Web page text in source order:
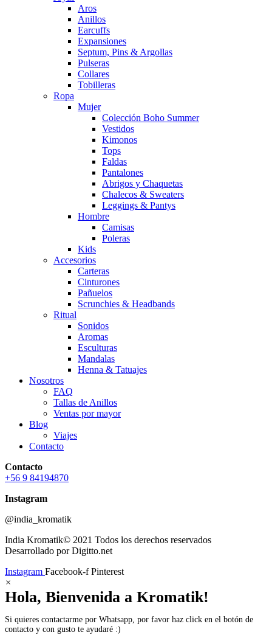
Aros
Anillos
Earcuffs
Expansiones
Septum, Pins & Argollas
Pulseras
Collares
Tobilleras
Ropa
Mujer
Colección Boho Summer
Vestidos
Kimonos
Tops
Faldas
Pantalones
Abrigos y Chaquetas
Chalecos & Sweaters
Leggings & Pantys
Hombre
Camisas
Poleras
Kids
Accesorios
Carteras
Cinturones
Pañuelos
Scrunchies & Headbands
Ritual
Sonidos
Aromas
Esculturas
Mandalas
Henna & Tatuajes
Nosotros
FAQ
Tallas de Anillos
Ventas por mayor
Blog
Viajes
Contacto
Contacto
+56 9 84194870
Instagram
@india_kromatik
India Kromatik© 2021 Todos los derechos reservados
Desarrollado por Digitto.net
Instagram Facebook-f Pinterest
×
Hola, Bienvenida a Kromatik!
Si quieres contactarme por Whatsapp, por favor haz click en el botón de
contacto y con gusto te ayudaré :)